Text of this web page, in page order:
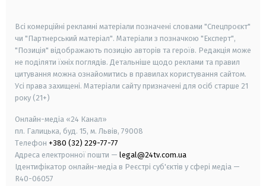
Всі комерційні рекламні матеріали позначені словами "Спецпроєкт"
чи "Партнерський матеріал". Матеріали з позначкою "Експерт",
"Позиція" відображають позицію авторів та героїв. Редакція може
не поділяти їхніх поглядів. Детальніше щодо реклами та правил
цитування можна ознайомитись в правилах користування сайтом.
Усі права захищені. Матеріали сайту призначені для осіб старше 21
року (21+)
Онлайн-медіа «24 Канал»
пл. Галицька, буд. 15, м. Львів, 79008
Телефон +380 (32) 229-77-77
Адреса електронної пошти — legal@24tv.com.ua
Ідентифікатор онлайн-медіа в Реєстрі суб'єктів у сфері медіа —
R40-06057